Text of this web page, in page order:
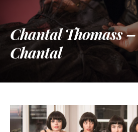
Chantal Thomass –
Chantal